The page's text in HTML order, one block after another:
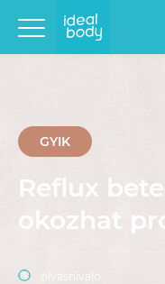
GYIK
Reflux
okozhat
olvasnivaló